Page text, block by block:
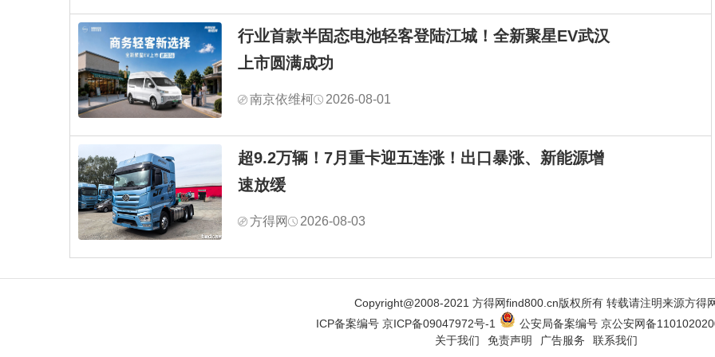
行业首款半固态电池轻客登陆江城！全新聚星EV武汉
上市圆满成功
南京依维柯 2026-08-01
超9.2万辆！7月重卡迎五连涨！出口暴涨、新能源增
速放缓
方得网 2026-08-03
Copyright@2008-2021 方得网find800.cn版权所有 转载请注明来源方得
ICP备案编号 京ICP备09047972号-1
公安局备案编号 京公安网备
关于我们
免责声明 广告服务 联系我们